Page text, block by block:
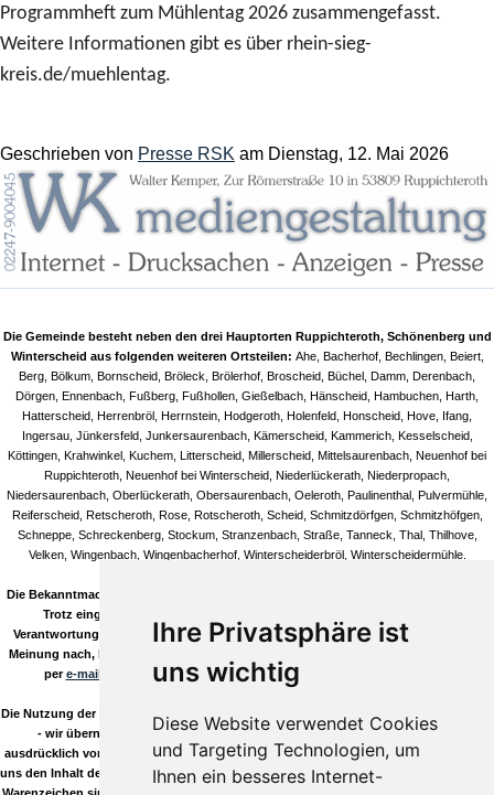
Ihre Privatsphäre ist
uns wichtig
Diese Website verwendet Cookies
und Targeting Technologien, um
Ihnen ein besseres Internet-
Programmheft zum Mühlentag 2026 zusammengefasst.
Weitere Informationen gibt es über rhein-sieg-
kreis.de/muehlentag.
Geschrieben von Presse RSK am Dienstag, 12. Mai 2026
Die Gemeinde besteht neben den drei Hauptorten Ruppichteroth, Schönenberg und
Winterscheid aus folgenden weiteren Ortsteilen: Ahe, Bacherhof, Bechlingen, Beiert,
Berg, Bölkum, Bornscheid, Bröleck, Brölerhof, Broscheid, Büchel, Damm, Derenbach,
Dörgen, Ennenbach, Fußberg, Fußhollen, Gießelbach, Hänscheid, Hambuchen, Harth,
Hatterscheid, Herrenbröl, Herrnstein, Hodgeroth, Holenfeld, Honscheid, Hove, Ifang,
Ingersau, Jünkersfeld, Junkersaurenbach, Kämerscheid, Kammerich, Kesselscheid,
Köttingen, Krahwinkel, Kuchem, Litterscheid, Millerscheid, Mittelsaurenbach, Neuenhof bei
Ruppichteroth, Neuenhof bei Winterscheid, Niederlückerath, Niederpropach,
Niedersaurenbach, Oberlückerath, Obersaurenbach, Oeleroth, Paulinenthal, Pulvermühle,
Reiferscheid, Retscheroth, Rose, Rotscheroth, Scheid, Schmitzdörfgen, Schmitzhöfgen,
Schneppe, Schreckenberg, Stockum, Stranzenbach, Straße, Tanneck, Thal, Thilhove,
Velken, Wingenbach, Wingenbacherhof, Winterscheiderbröl, Winterscheidermühle.
Die Bekanntmachungen in unseren Artikeln/Terminen sind natürlich ohne Gewähr!
Trotz eingehender Kontrolle durch unsere Redaktion können wir keine
Verantwortung für die Inhalte verlinkter Seiten übernehmen. Sollten Sie auf, Ihrer
Meinung nach, bedenkliche Inhalte stoßen so informieren Sie uns bitte umgehend
pere-mail ! Sie helfen uns damit den Qualitässtandard hoch zu halten.
Die Nutzung der Daten aus unserem Download Verzeichnis erfolgt auf eigene Gefahr
- wir übernehmen keinerlei Gewähr, es gilt die GPL! Wir distanzieren uns
ausdrücklich von den Links dieser Seite zu anderen Seiten und stellen klar, dass wir
uns den Inhalt der verlinkten Seiten nicht zu eigen machen möchten! Alle Logos und